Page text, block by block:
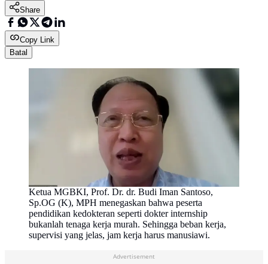
Share
Copy Link
Batal
Ketua MGBKI, Prof. Dr. dr. Budi Iman Santoso,
Sp.OG (K), MPH menegaskan bahwa peserta
pendidikan kedokteran seperti dokter internship
bukanlah tenaga kerja murah. Sehingga beban kerja,
supervisi yang jelas, jam kerja harus manusiawi.
Advertisement